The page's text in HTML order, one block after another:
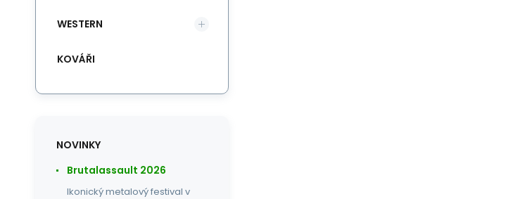
WESTERN
KOVÁŘI
NOVINKY
Brutalassault 2026
Ikonický metalový festival v